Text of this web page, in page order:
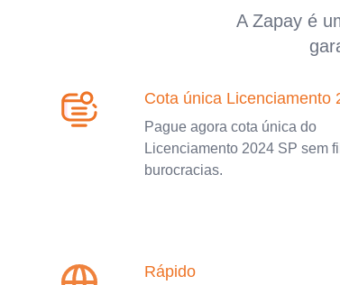
A Zapay é
Cota única Licenciamento
Pague agora cota única do
Licenciamento 2024 SP sem
burocracias.
Rápido